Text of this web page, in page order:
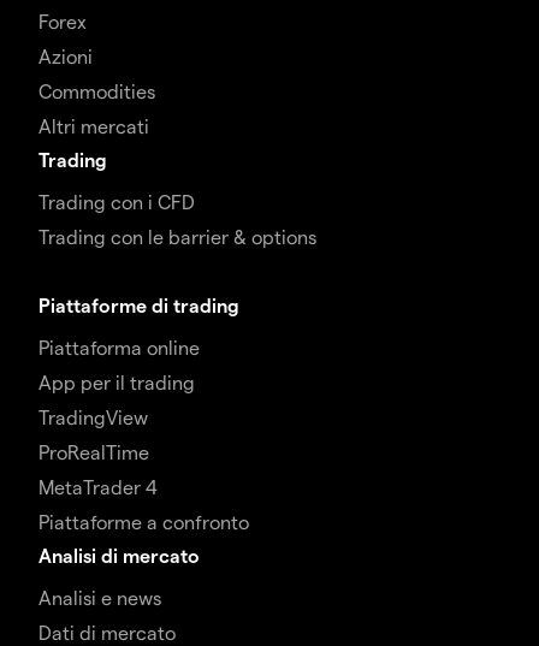
Forex
Azioni
Commodities
Altri mercati
Trading
Trading con i CFD
Trading con le barrier & options
Piattaforme di trading
Piattaforma online
App per il trading
TradingView
ProRealTime
MetaTrader 4
Piattaforme a confronto
Analisi di mercato
Analisi e news
Dati di mercato